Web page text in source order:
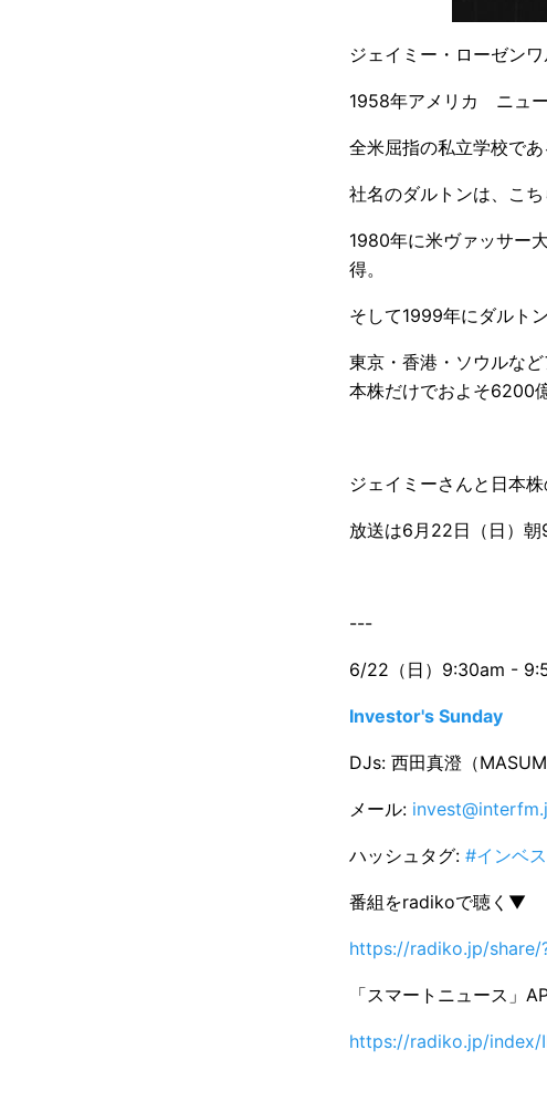
ジェイミー・ローゼン
1958年アメリカ ニュー
全米屈指の私立学校であ
社名のダルトンは、こち
1980年に米ヴァッサー
得。
そして1999年にダルト
東京・香港・ソウルな
本株だけでおよそ6200億
ジェイミーさんと日本
放送は6月22日（日）朝
---
6/22（日）9:30am -
Investor's Sunday
DJs: 西田真澄（
メール:
ハッシュタグ: #インベ
番組をradikoで聴く▼
https://radiko.jp/
「スマートニュース」
https://radiko.jp/index/